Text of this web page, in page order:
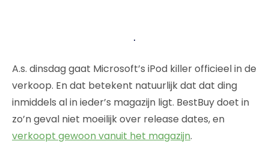
A.s. dinsdag gaat Microsoft’s iPod killer officieel in de
verkoop. En dat betekent natuurlijk dat dat ding
inmiddels al in ieder’s magazijn ligt. BestBuy doet in
zo’n geval niet moeilijk over release dates, en
verkoopt gewoon vanuit het magazijn.